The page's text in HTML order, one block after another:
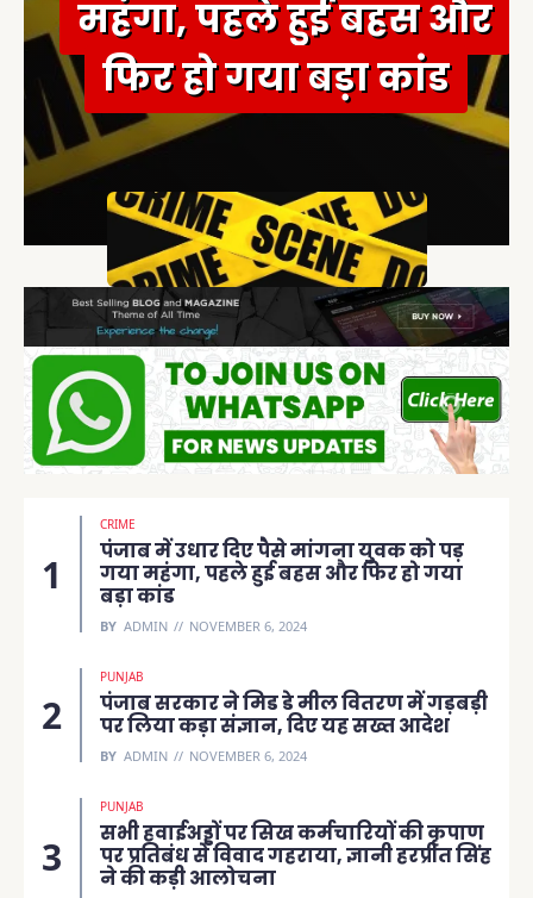
महंगा, पहले हुई बहस और
फिर हो गया बड़ा कांड
CRIME
पंजाब में उधार दिए पैसे मांगना युवक को पड़
गया महंगा, पहले हुई बहस और फिर हो गया
बड़ा कांड
BY ADMIN NOVEMBER 6, 2024
PUNJAB
पंजाब सरकार ने मिड डे मील वितरण में गड़बड़ी
पर लिया कड़ा संज्ञान, दिए यह सख्त आदेश
BY ADMIN NOVEMBER 6, 2024
PUNJAB
सभी हवाईअड्डों पर सिख कर्मचारियों की कृपाण
पर प्रतिबंध से विवाद गहराया, ज्ञानी हरप्रीत सिंह
ने की कड़ी आलोचना